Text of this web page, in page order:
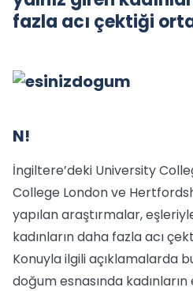
fazla acı çektiği
N!
İngiltere’deki University
College London ve
yapılan araştırmalar,
kadınların daha fazla acı
Konuyla ilgili açıklamalarda
doğum esnasında